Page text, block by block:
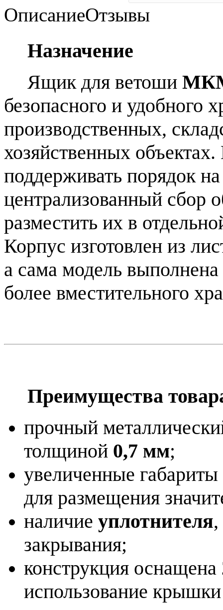
ОписаниеОтзывы
Назначение
Ящик для ветоши
безопасного и удобного
производственных,
хозяйственных
поддерживать порядок
централизованный сбор
разместить их в
Корпус изготовлен из
а сама модель
более вместительного
Преимущества
прочный
толщиной 0,7 мм;
увеличенные габариты
для размещения
наличие уплотнителя
закрывания;
конструкция оснащена
использование